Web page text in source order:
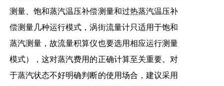
测量、饱和蒸汽温压补偿测量和过热蒸汽温压补
偿测量几种运行模式，涡街流量计只适用于饱和
蒸汽测量，故流量积算仪也要选用相应运行测量
模式），这对蒸汽费用的正确计算至关重要。对
于蒸汽状态不好明确判断的使用场合，建议采用